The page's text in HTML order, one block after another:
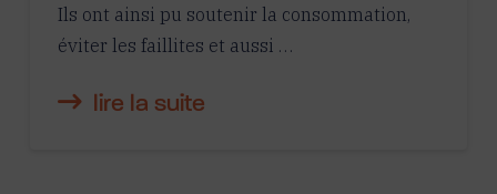
Ils ont ainsi pu soutenir la consommation,
éviter les faillites et aussi …
lire la suite